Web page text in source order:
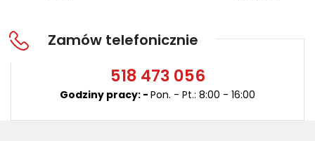
Zamów telefonicznie
518 473 056
Godziny pracy: - Pon. - Pt.: 8:00 - 16:00